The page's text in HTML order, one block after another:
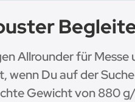
Allrounder für
Du auf der
Gewicht von 880